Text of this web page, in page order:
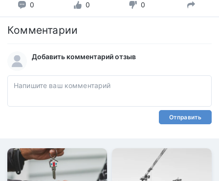
0 0 0
Комментарии
Добавить комментарий отзыв
Отправить